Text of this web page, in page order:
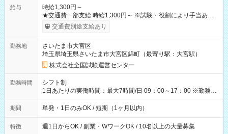
給与
時給1,300円～
★交通費一部支給 時給1,300円～ ※試験・役割により手当あり
※勤務回数により昇給あり 【即給（前払い）オプションあ
り！】 希望される場合、勤務から1週間ほどで給与の一部を受け
例】 ・河合塾模擬試験 8:30～17:30（休憩1時間） 時給1,300円
×8時間＝日収10,400円＋交通費 ※当日の役割により時給＋100
円の場合あり ・国家試験 7:00～13:30（休憩なし） 時給1,300
円（役割手当＋100円）×6時間＝日収8,400円＋交通費 【試用期
間】試用期間なし
交通費別途支給あり
勤務地
さいたま市大宮区
埼玉県埼玉県さいたま市大宮区錦町（最寄り駅：大宮駅）
株式会社全国試験運営センター
勤務時間
シフト制
1日あたりの実働時間：最大7時間/日 09：00～17：00 ※勤務時
間は 試験により異なります。
期間 単発・1日のみOK / 短期（1ヶ月以内）
特徴 週1日からOK / 副業・WワークOK / 10名以上の大量募集